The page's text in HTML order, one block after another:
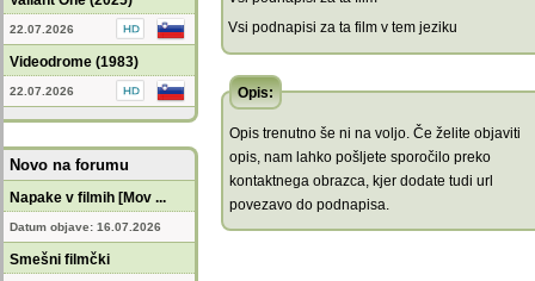
22.07.2026
Videodrome (1983)
22.07.2026
Novo na forumu
Napake v filmih [Mov ...
Datum objave: 16.07.2026
Smešni filmčki
Vsi podnapisi za ta film v tem jeziku
Opis:
Opis trenutno še ni na voljo. Če želite objaviti
opis, nam lahko pošljete sporočilo preko
kontaktnega obrazca, kjer dodate tudi url
povezavo do podnapisa.